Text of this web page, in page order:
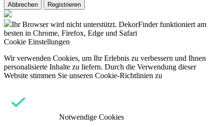
Abbrechen Registrieren
Ihr Browser wird nicht unterstützt. DekorFinder funktioniert am
besten in Chrome, Firefox, Edge und Safari
Cookie Einstellungen
Wir verwenden Cookies, um Ihr Erlebnis zu verbessern und Ihnen
personalisierte Inhalte zu liefern. Durch die Verwendung dieser
Website stimmen Sie unseren Cookie-Richtlinien zu
Notwendige Cookies